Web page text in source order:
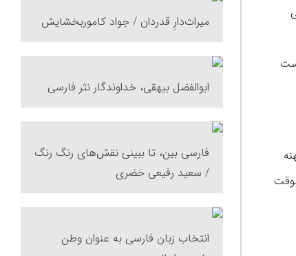
میراث‌دارِ قدردان / جواد کاموربخشایش
ابوالفضل بیهقی، خداوندگار نثر فارسی
فارسی بین، تا ببینی نقش‌های رنگ رنگ
/ سعید رفیعی خضری
انتخاب زبان فارسی به عنوان وطن